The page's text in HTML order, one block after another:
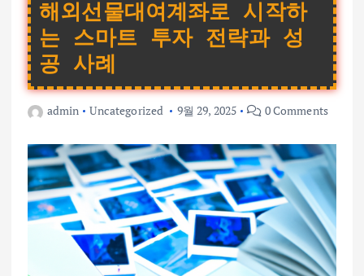
해외선물대여계좌로 시작하
는 스마트 투자 전략과 성
공 사례
admin Uncategorized 9월 29, 2025 0 Comments